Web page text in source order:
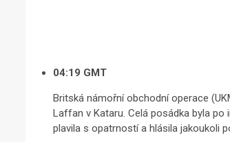
04:19 GMT
Britská námořní obchodní operace
Laffan v Kataru. Celá posádka byla
plavila s opatrností a hlásila jakoukoli